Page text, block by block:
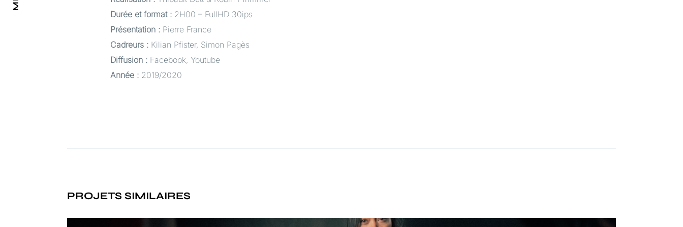
Durée et format : 2H00 – FullHD 30ips
Présentation : Pierre France
Cadreurs : Kilian Pfister, Simon Pagès
Diffusion : Facebook, Youtube
Année : 2019/2020
PROJETS SIMILAIRES